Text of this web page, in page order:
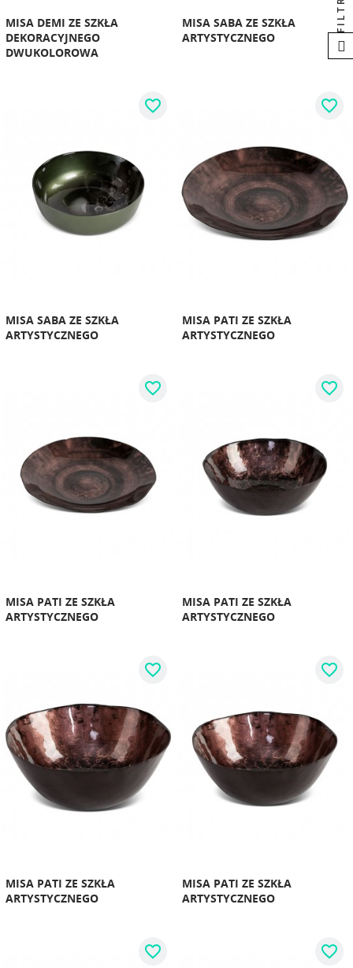
MISA DEMI ZE SZKŁA
DEKORACYJNEGO
DWUKOLOROWA
MISA SABA ZE SZKŁA
ARTYSTYCZNEGO
MISA SABA ZE SZKŁA
ARTYSTYCZNEGO
favorite_border
MISA PATI ZE SZKŁA
ARTYSTYCZNEGO
favorite_border
MISA PATI ZE SZKŁA
ARTYSTYCZNEGO
favorite_border
MISA PATI ZE SZKŁA
ARTYSTYCZNEGO
favorite_border
MISA PATI ZE SZKŁA
ARTYSTYCZNEGO
favorite_border
MISA PATI ZE SZKŁA
ARTYSTYCZNEGO
favorite_border
favorite_border favorite_border